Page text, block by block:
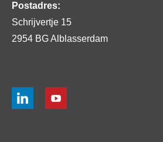
Postadres:
Schrijvertje 15
2954 BG Alblasserdam